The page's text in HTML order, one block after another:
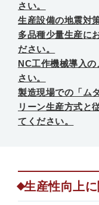
さい。
生産設備の地震対
多品種少量生産に
ださい。
NC工作機械導入
さい。
製造現場での「ム
リーン生産方式と
てください。
生産性向上